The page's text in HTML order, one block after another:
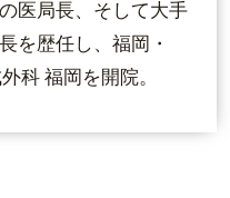
医局長、そして大手
を歴任し、福岡・
科 福岡を開院。